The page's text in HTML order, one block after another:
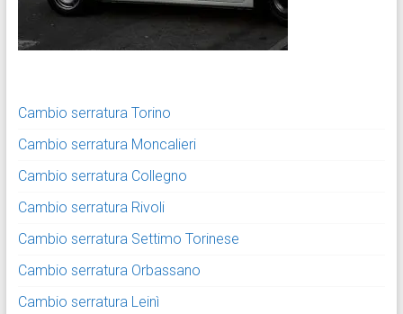
Cambio serratura Torino
Cambio serratura Moncalieri
Cambio serratura Collegno
Cambio serratura Rivoli
Cambio serratura Settimo Torinese
Cambio serratura Orbassano
Cambio serratura Leinì